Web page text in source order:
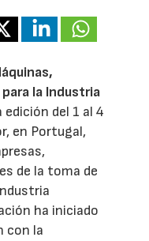
la Industria
edición del 1 al 4
en Portugal,
de la toma de
ha iniciado
con la